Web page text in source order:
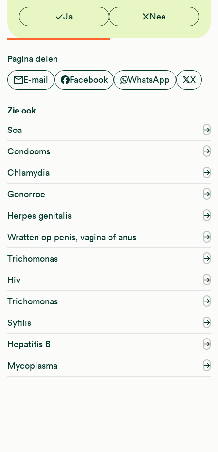
Vond je deze informatie nuttig?
Ja Nee
Pagina delen
E-mail
Facebook WhatsApp X
Zie ook
Soa
Condooms
Chlamydia
Gonorroe
Herpes genitalis
Wratten op penis, vagina of anus
Trichomonas
Hiv
Trichomonas
Syfilis
Hepatitis B
Mycoplasma